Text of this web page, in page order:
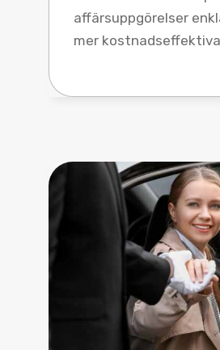
affärsuppgörelser
mer